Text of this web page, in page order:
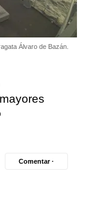
Álvaro de Bazán.
Comentar ·